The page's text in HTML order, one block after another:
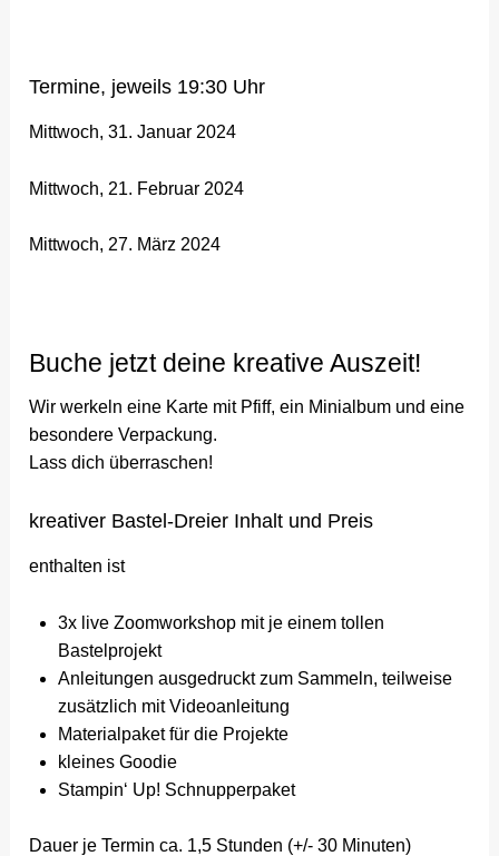
Termine, jeweils 19:30 Uhr
Mittwoch, 31. Januar 2024
Mittwoch, 21. Februar 2024
Mittwoch, 27. März 2024
Buche jetzt deine kreative Auszeit!
Wir werkeln eine Karte mit Pfiff, ein Minialbum und eine
besondere Verpackung.
Lass dich überraschen!
kreativer Bastel-Dreier Inhalt und Preis
enthalten ist
3x live Zoomworkshop mit je einem tollen
Bastelprojekt
Anleitungen ausgedruckt zum Sammeln, teilweise
zusätzlich mit Videoanleitung
Materialpaket für die Projekte
kleines Goodie
Stampin‘ Up! Schnupperpaket
Dauer je Termin ca. 1,5 Stunden (+/- 30 Minuten)